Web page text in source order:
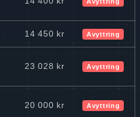
14 450 kr Avyttring
23 028 kr Avyttring
20 000 kr Avyttring